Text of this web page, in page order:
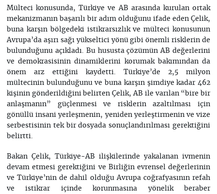
Mülteci konusunda, Türkiye ve AB arasında kurulan ortak
mekanizmanın başarılı bir adım olduğunu ifade eden Çelik,
buna karşın bölgedeki istikrarsızlık ve mülteci konusunun
Avrupa’da aşırı sağı yükseltici yönü gibi önemli risklerin de
bulunduğunu açıkladı. Bu hususta çözümün AB değerlerini
ve demokrasisinin dinamiklerini korumak bakımından da
önem arz ettiğini kaydetti. Türkiye’de 2,5 milyon
mültecinin bulunduğunu ve buna karşın şimdiye kadar 462
kişinin gönderildiğini belirten Çelik, AB ile varılan “bire bir
anlaşmanın” güçlenmesi ve risklerin azaltılması için
gönüllü insani yerleşmenin, yeniden yerleştirmenin ve vize
serbestisinin tek bir dosyada sonuçlandırılması gerektiğini
belirtti.
Bakan Çelik, Türkiye-AB ilişkilerinde yakalanan ivmenin
devam etmesi gerektiğini ve Birliğin evrensel değerlerinin
ve Türkiye’nin de dahil olduğu Avrupa coğrafyasının refah
ve istikrar içinde korunmasına yönelik beraber